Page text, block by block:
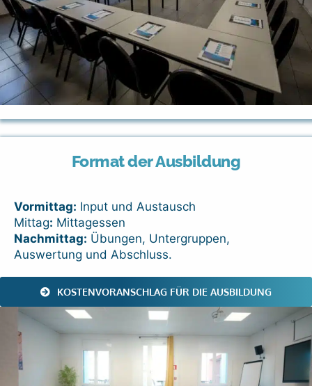
Format der Ausbildung
Vormittag: Input und Austausch
Mittag: Mittagessen
Nachmittag: Übungen, Untergruppen,
Auswertung und Abschluss.
KOSTENVORANSCHLAG FÜR DIE AUSBILDUNG